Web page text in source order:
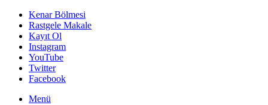
Kenar Bölmesi
Rastgele Makale
Kayıt Ol
Instagram
YouTube
Twitter
Facebook
Menü